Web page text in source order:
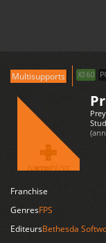
Multisupports X360
Franchise
GenresFPS
EditeursBethesda